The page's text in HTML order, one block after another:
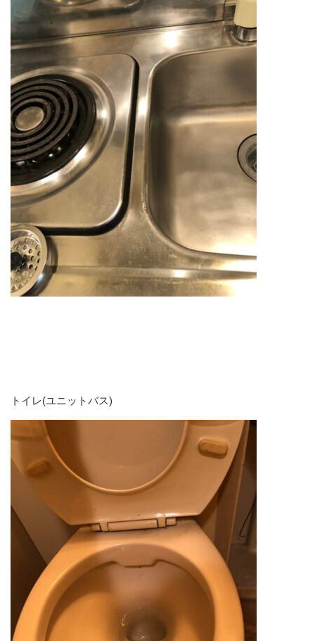
トイレ(ユニットバス)